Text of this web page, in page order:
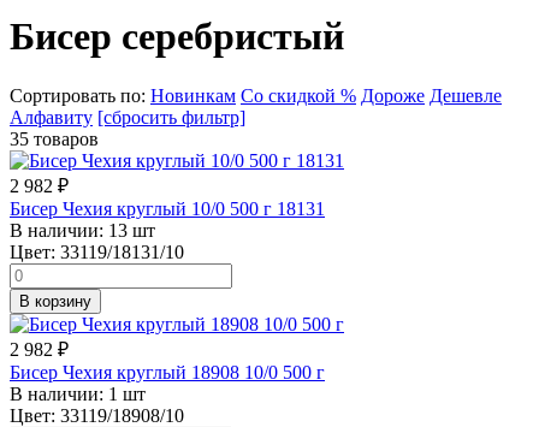
Бисер серебристый
Сортировать по: Новинкам Со скидкой % Дороже Дешевле
Алфавиту [сбросить фильтр]
35 товаров
2 982 ₽
Бисер Чехия круглый 10/0 500 г 18131
В наличии: 13 шт
Цвет: 33119/18131/10
В корзину
2 982 ₽
Бисер Чехия круглый 18908 10/0 500 г
В наличии: 1 шт
Цвет: 33119/18908/10